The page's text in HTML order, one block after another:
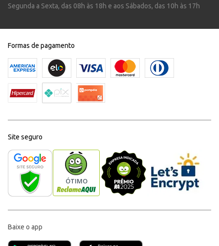
Segunda a Sexta, das 08h às 18h e aos Sábados, das 10h às 17h
Formas de pagamento
Site seguro
Baixe o app